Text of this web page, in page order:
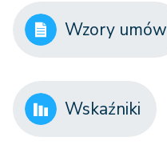
Wzory umów
Wskaźniki